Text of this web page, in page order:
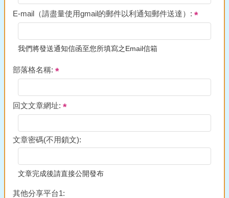
E-mail（請盡量使用gmail的郵件以利通知郵件送達）:
我們將發送通知信函至您所填寫之Email信箱
部落格名稱:
回文文章網址:
文章密碼(不用鎖文):
文章完成後請直接公開發布
其他分享平台1: